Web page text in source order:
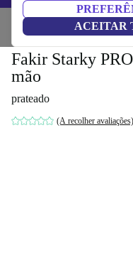
ACEITAR
Início Casa
Fakir Starky
mão
prateado
(A recolher avaliações)